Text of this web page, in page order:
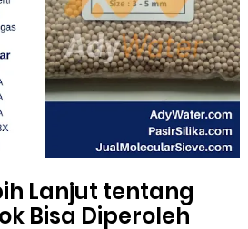
Lanjut tentang
Bisa Diperoleh